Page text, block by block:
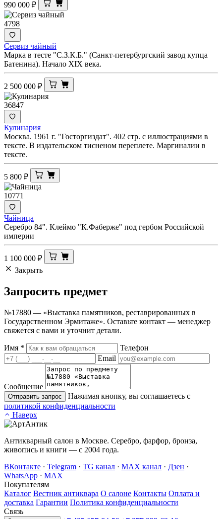
990 000 ₽
4798
Сервиз чайный
Марка в тесте "С.З.К.Б." (Санкт-петербургский завод купца
Батенина). Начало XIX века.
2 500 000 ₽
36847
Кулинария
Москва. 1961 г. "Госторгиздат". 402 стр. с иллюстрациями в
тексте. В издательском тисненом переплете. Маргиналии в
тексте.
5 800 ₽
10771
Чайница
Серебро 84". Клеймо "К.Фаберже" под гербом Российской
империи
1 100 000 ₽
Закрыть
Запросить предмет
№17880 — «Выставка памятников, реставрированных в
Государственном Эрмитаже». Оставьте контакт — менеджер
свяжется с вами и уточнит детали.
Имя *
Телефон
Email
Сообщение
Отправить запрос
Нажимая кнопку, вы соглашаетесь с
политикой конфиденциальности
Наверх
Антикварный салон в Москве. Серебро, фарфор, бронза,
живопись и книги — с 2004 года.
ВКонтакте · Telegram · TG канал · MAX канал · Дзен ·
WhatsApp · MAX
Покупателям
Каталог Вестник антиквара О салоне Контакты Оплата и
доставка Гарантии Политика конфиденциальности
Связь